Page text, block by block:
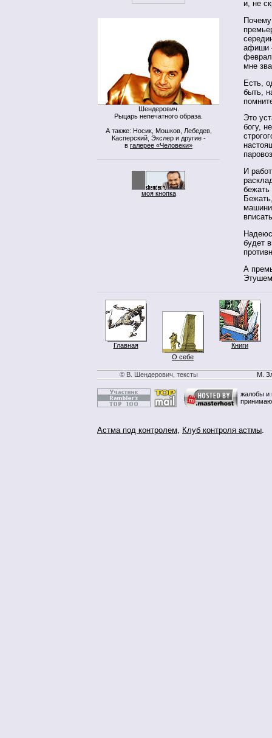
Шендерович.
Рыцарь непечатного образа.
А также: Носик, Мошков, Лебедев,
Касперский, Экслер и другие -
в галерее «Человеки»
моя кнопка
и, не
афиши
мне
Есть,
быть,
Это
богу,
И
бежать
будет
А
Главная
О себе
Книги
© В. Шендерович, тексты М.
жалобы и
Астма под контролем, Клуб контроля астмы.